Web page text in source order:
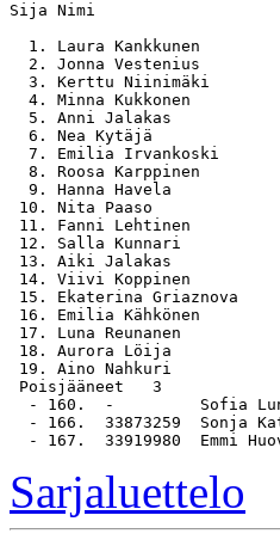
Sija Nimi
1. Laura Kankkunen
2. Jonna Vestenius
3. Kerttu Niinimäki
4. Minna Kukkonen
5. Anni Jalakas
6. Nea Kytäjä
7. Emilia Irvankoski
8. Roosa Karppinen
9. Hanna Havela
10. Nita Paaso
11. Fanni Lehtinen
12. Salla Kunnari
13. Aiki Jalakas
14. Viivi Koppinen
15. Ekaterina
16. Emilia Kähkönen
17. Luna Reunanen
18. Aurora Löija
19. Aino Nahkuri
Poisjääneet   3
- 160.  -         Sofia
- 166.  33873259  Sonja
Sarjaluettelo